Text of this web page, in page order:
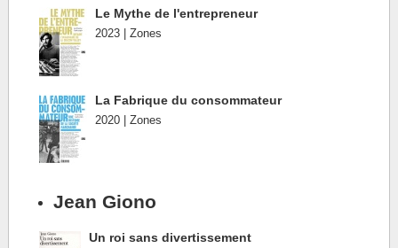
Le Mythe de l'entrepreneur
2023 | Zones
La Fabrique du consommateur
2020 | Zones
Jean Giono
Un roi sans divertissement